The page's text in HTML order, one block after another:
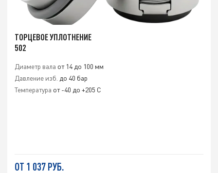
ТОРЦЕВОЕ УПЛОТНЕНИЕ
502
Диаметр вала от 14 до 100 мм
Давление изб. до 40 бар
Температура от -40 до +205 С
ОТ 1 037 РУБ.